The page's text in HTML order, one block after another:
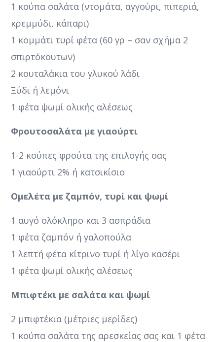
1 κούπα σαλάτα (ντομάτα, αγγούρι, πιπεριά,
κρεμμύδι, κάπαρι)
1 κομμάτι τυρί φέτα (60 γρ – σαν σχήμα 2
σπιρτόκουτων)
2 κουταλάκια του γλυκού λάδι
Ξύδι ή λεμόνι
1 φέτα ψωμί ολικής αλέσεως
Φρουτοσαλάτα με γιαούρτι
1-2 κούπες φρούτα της επιλογής σας
1 γιαούρτι 2% ή κατσικίσιο
Ομελέτα με ζαμπόν, τυρί και ψωμί
1 αυγό ολόκληρο και 3 ασπράδια
1 φέτα ζαμπόν ή γαλοπούλα
1 λεπτή φέτα κίτρινο τυρί ή λίγο κασέρι
1 φέτα ψωμί ολικής αλέσεως
Μπιφτέκι με σαλάτα και ψωμί
2 μπιφτέκια (μέτριες μερίδες)
1 κούπα σαλάτα της αρεσκείας σας και 1 φέτα